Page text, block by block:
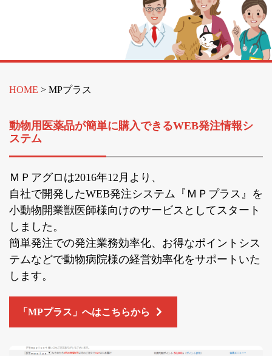
HOME MPプラス
動物用医薬品が簡単に購入できるWEB発注情報シ
ステム
ＭＰアグロは2016年12月より、
自社で開発したWEB発注システム『ＭＰプラス』を
小動物開業獣医師様向けのサービスとしてスタート
しました。
簡単発注での発注業務効率化、お得なポイントシス
テムなどで動物病院様の経営効率化をサポートいた
します。
「MPプラス」へはこちらから